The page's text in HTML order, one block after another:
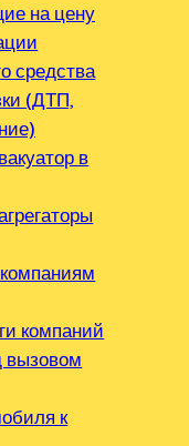
на цену
средства
(ДТП,
в
компаний
вызовом
к